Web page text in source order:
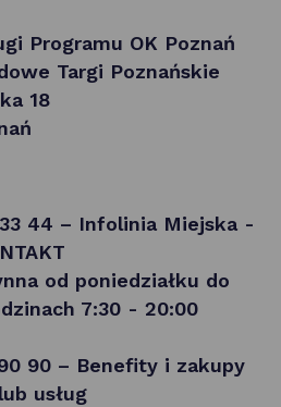
Programu OK Poznań
Targi Poznańskie
18
44 – Infolinia Miejska -
od poniedziałku do
7:30 - 20:00
90 – Benefity i zakupy
usług